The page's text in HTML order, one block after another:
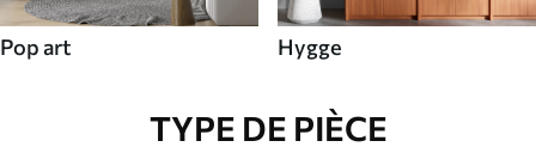
Pop art Hygge
TYPE DE PIÈCE